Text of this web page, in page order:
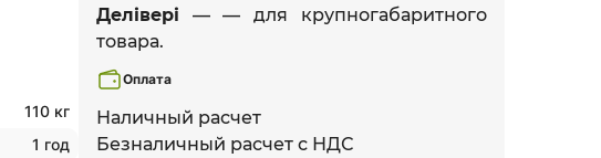
110 кг
1 год
Делівері — — для крупногабаритного
товара.
Оплата
Наличный расчет
Безналичный расчет с НДС